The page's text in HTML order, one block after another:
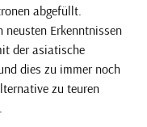
abgefüllt.
neusten Erkenntnissen
der asiatische
dies zu immer noch
zu teuren